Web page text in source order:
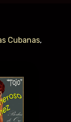
Cubanas,